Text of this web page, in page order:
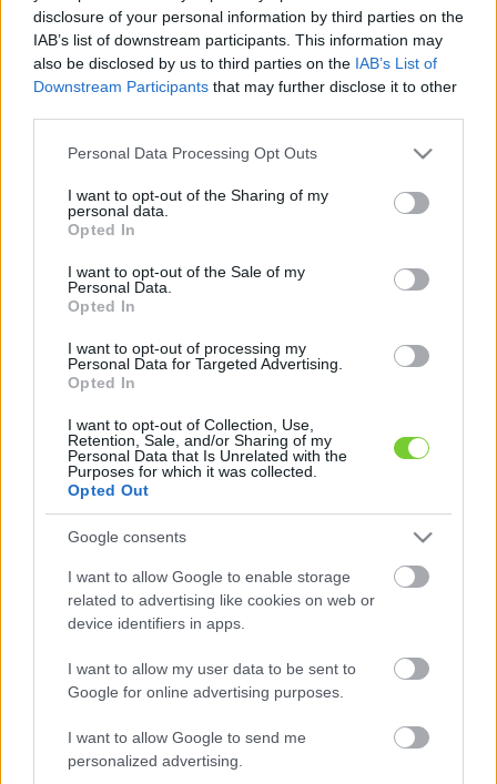
disclosure of your personal information by third parties on the
IAB’s list of downstream participants. This information may
also be disclosed by us to third parties on the IAB’s List of
Downstream Participants that may further disclose it to other
Please note that this website/app uses one or more Google
not limited to your visit or usage behaviour. You may click to
grant or deny consent to Google and its third-party tags to
use your data for below specified purposes in below Google
consent section.
Personal Data Processing Opt Outs
I want to opt-out of the Sharing of my
personal data.
Opted In
I want to opt-out of the Sale of my
Personal Data.
Opted In
I want to opt-out of processing my
Personal Data for Targeted Advertising.
Opted In
I want to opt-out of Collection, Use,
Retention, Sale, and/or Sharing of my
Personal Data that Is Unrelated with the
Purposes for which it was collected.
Opted Out
Google consents
I want to allow Google to enable storage
related to advertising like cookies on web or
device identifiers in apps.
I want to allow my user data to be sent to
Google for online advertising purposes.
I want to allow Google to send me
personalized advertising.
Felhasználónév
Jelszó
rám
Elfelejtette jelszavát?
Elfelejtette felhasználónevét?
Regisztráció
Bejelentkezés
faiskola.hu
Kertészeti, kerti termékek és szolgáltatások térképes
szaknévsora
MI A FAISKOLA.HU?
143
14
13
16
12
7
8
6
2
3
9
14
4
2
143
14
13
16
12
7
6
3
14
2